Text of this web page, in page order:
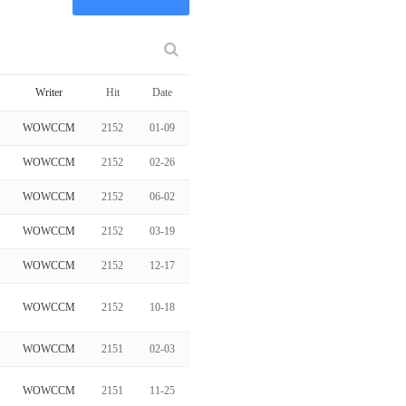
Writer Hit Date
WOWCCM 2152 01-09
WOWCCM 2152 02-26
WOWCCM 2152 06-02
WOWCCM 2152 03-19
WOWCCM 2152 12-17
WOWCCM 2152 10-18
WOWCCM 2151 02-03
WOWCCM 2151 11-25